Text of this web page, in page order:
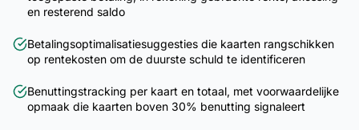
en resterend saldo
Betalingsoptimalisatiesuggesties die kaarten rangschikken
op rentekosten om de duurste schuld te identificeren
Benuttingstracking per kaart en totaal, met voorwaardelijke
opmaak die kaarten boven 30% benutting signaleert